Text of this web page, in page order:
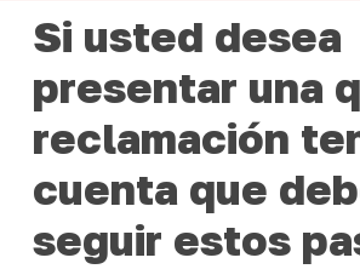
Si usted desea
presentar una
reclamación
cuenta que
seguir estos